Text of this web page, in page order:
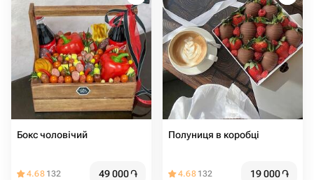
Бокс чоловічий
4.68 132 49 000֏
Полуниця в коробці
4.68 132 19 000֏